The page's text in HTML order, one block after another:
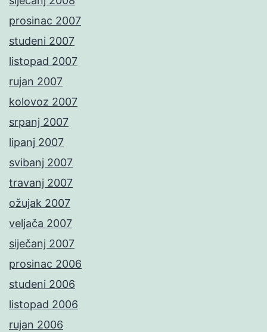
prosinac 2007
studeni 2007
listopad 2007
rujan 2007
kolovoz 2007
srpanj 2007
lipanj 2007
svibanj 2007
travanj 2007
ožujak 2007
veljača 2007
siječanj 2007
prosinac 2006
studeni 2006
listopad 2006
rujan 2006